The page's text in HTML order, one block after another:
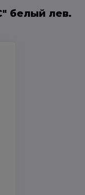
белый лев.